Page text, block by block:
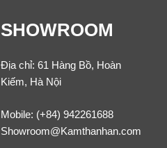
SHOWROOM
Địa chỉ: 61 Hàng Bồ, Hoàn
Kiếm, Hà Nội
Mobile: (+84) 942261688
Showroom@Kamthanhan.com